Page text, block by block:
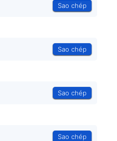
Sao chép
Sao chép
Sao chép
Sao chép